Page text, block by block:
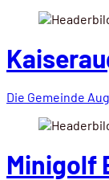
Die Gemeinde
Minigolf